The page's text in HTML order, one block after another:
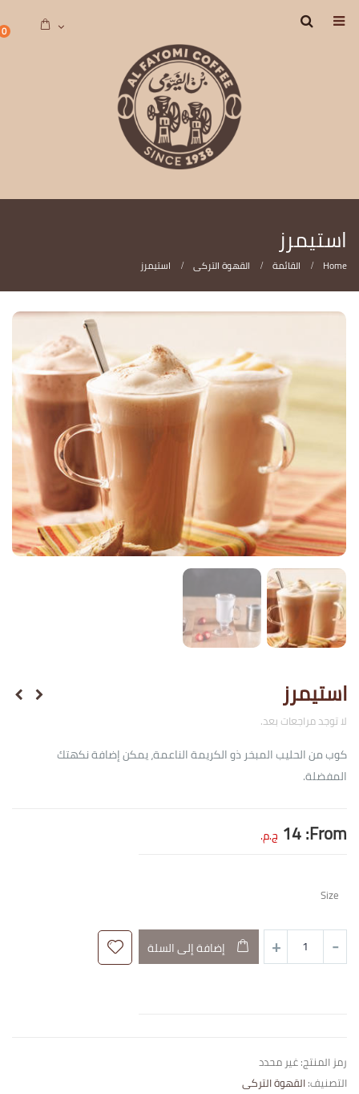
0
استيمرز
Home القائمة القهوة التركى استيمرز
استيمرز
لا توجد مراجعات بعد.
كوب من الحليب المبخر ذو الكريمة الناعمة، يمكن إضافة نكهتك
المفضلة.
From:
14 ج.م.
Size
إضافة إلى السلة
رمز المنتج:غير محدد
التصنيف:القهوة التركى